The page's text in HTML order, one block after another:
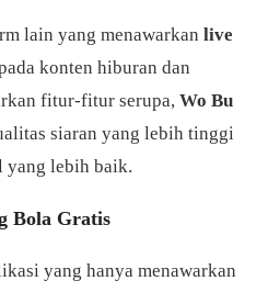
lain yang menawarkanlive
konten hiburan dan
fitur-fitur serupa,Wo Bu
siaran yang lebih tinggi
yang lebih baik.
Bola Gratis
yang hanya menawarkan